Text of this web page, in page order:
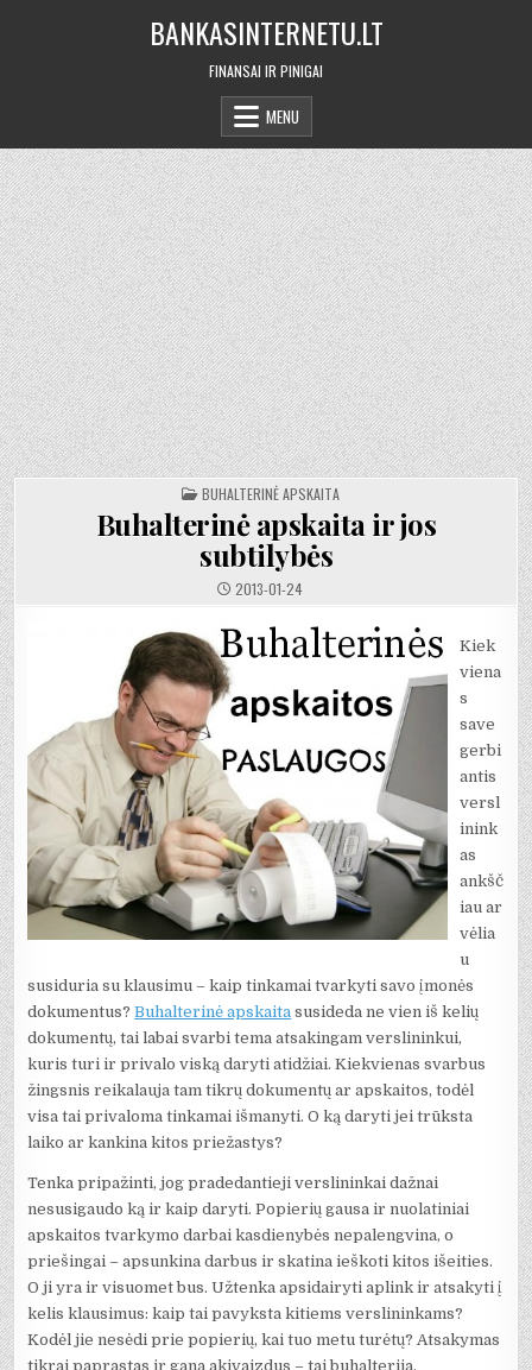
BANKASINTERNETU.LT
FINANSAI IR PINIGAI
MENU
POSTED
IN
BUHALTERINĖ APSKAITA
Buhalterinė apskaita ir jos
subtilybės
2013-01-24
Kiek
viena
s
save
gerbi
antis
versl
inink
as
ankšč
iau ar
vėlia
u
susiduria su klausimu – kaip tinkamai tvarkyti savo įmonės
dokumentus?Buhalterinė apskaita susideda ne vien iš kelių
dokumentų, tai labai svarbi tema atsakingam verslininkui,
kuris turi ir privalo viską daryti atidžiai. Kiekvienas svarbus
žingsnis reikalauja tam tikrų dokumentų ar apskaitos, todėl
visa tai privaloma tinkamai išmanyti. O ką daryti jei trūksta
laiko ar kankina kitos priežastys?
Tenka pripažinti, jog pradedantieji verslininkai dažnai
nesusigaudo ką ir kaip daryti. Popierių gausa ir nuolatiniai
apskaitos tvarkymo darbai kasdienybės nepalengvina, o
priešingai – apsunkina darbus ir skatina ieškoti kitos išeities.
O ji yra ir visuomet bus. Užtenka apsidairyti aplink ir atsakyti į
kelis klausimus: kaip tai pavyksta kitiems verslininkams?
Kodėl jie nesėdi prie popierių, kai tuo metu turėtų? Atsakymas
tikrai paprastas ir gana akivaizdus – tai buhalterija.